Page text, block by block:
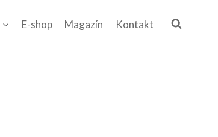
E-shop Magazín Kontakt